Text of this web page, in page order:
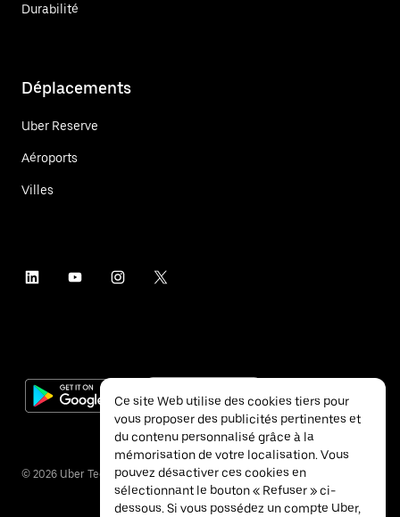
Durabilité
Déplacements
Uber Reserve
Aéroports
Villes
© 2026 Uber Technologies Inc.
Ce site Web utilise des cookies tiers pour
vous proposer des publicités pertinentes et
du contenu personnalisé grâce à la
mémorisation de votre localisation. Vous
pouvez désactiver ces cookies en
sélectionnant le bouton « Refuser » ci-
dessous. Si vous possédez un compte Uber,